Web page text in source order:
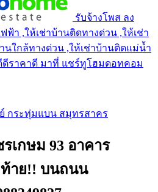
รับจ้างโพส ลง
ฟ้า ,ให้เช่าบ้านติดทางด่วน ,ให้เช่า
นใกล้ทางด่วน ,ให้เช่าบ้านติดแม่น้ำ
ราคาดี มาที่ แชร์ทูโฮมดอทคอม
กระทุ่มแบน สมุทรสาคร
เกษม 93 อาคาร
าย!! บนถนน